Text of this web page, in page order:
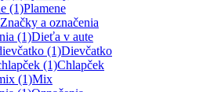
Plamene
Značky a označenia
Dieťa v aute
Dievčatko
Chlapček
Mix